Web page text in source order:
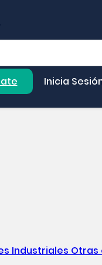
Inicia
Industriales Otras